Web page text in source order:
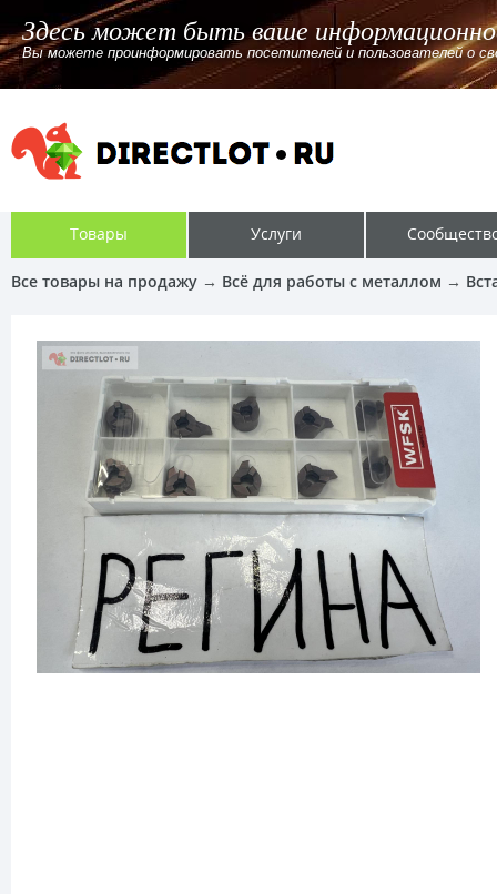
Сообщение от
пользователя
«Администрация»
Здесь может быть
Вы можете проинформировать
Товары Услуги
Все товары на продажу → Всё для работы с металлом →